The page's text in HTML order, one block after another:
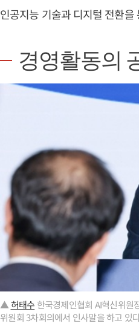
인공지능 기술과 디지털 전환
경영활동의
▲허태수 한국경제인협회 AI혁신위원
위원회 3차회의에서 인사말을 하고 있